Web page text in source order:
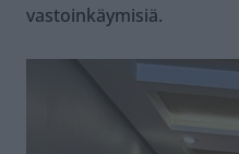
vastoinkäymisiä.